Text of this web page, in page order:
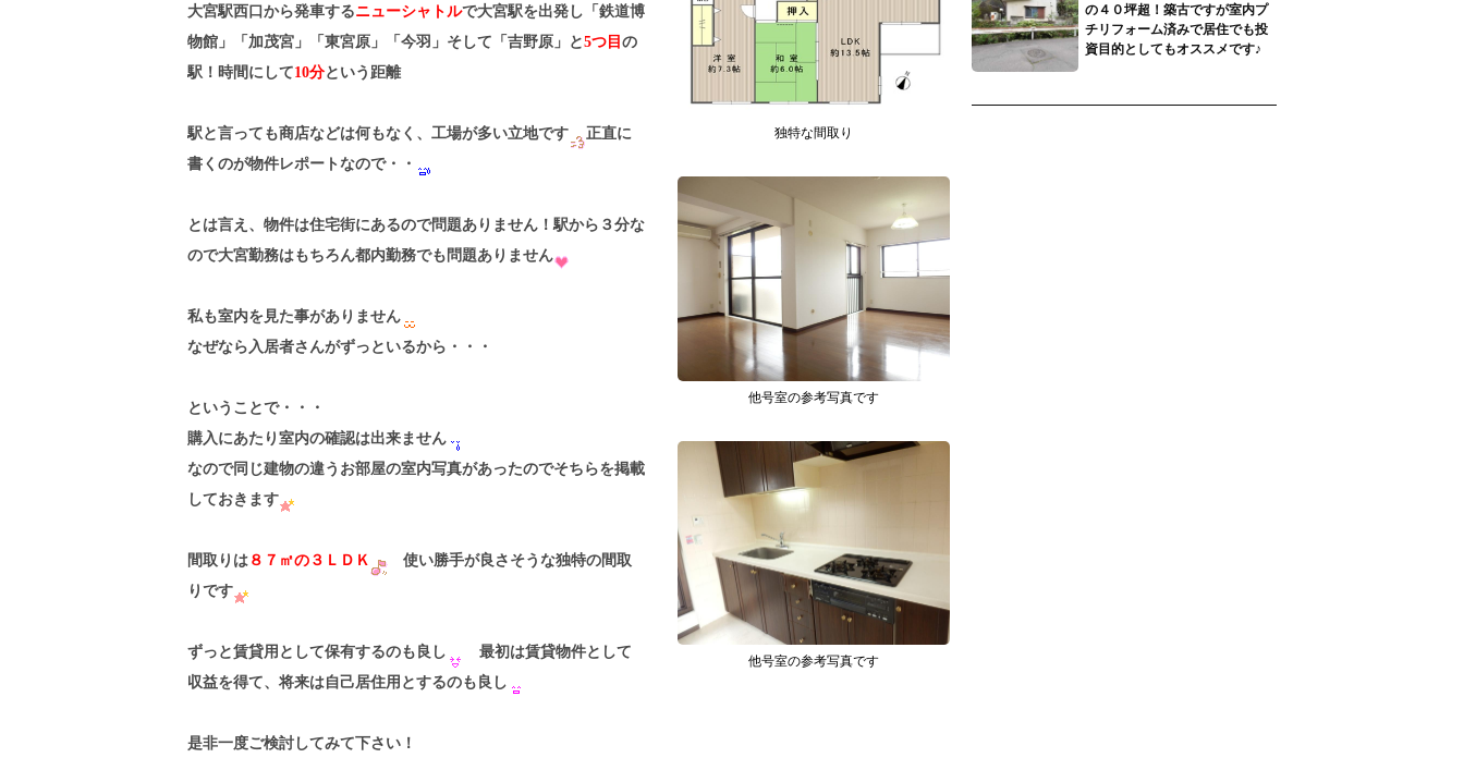
大宮駅西口から発車するニューシャトルで大宮駅を出発し「鉄道博
物館」「加茂宮」「東宮原」「今羽」そして「吉野原」と5つ目 の
駅！時間にして10分という距離
駅と言っても商店などは何もなく、工場が多い立地です
正直に
書くのが物件レポートなので・・
とは言え、物件は住宅街にあるので問題ありません！駅から３分な
ので大宮勤務はもちろん都内勤務でも問題ありません
私も室内を見た事がありません
なぜなら入居者さんがずっといるから・・・
ということで・・・
購入にあたり室内の確認は出来ません
なので同じ建物の違うお部屋の室内写真があったのでそちらを掲載
しておきます
間取りは ８７㎡の３ＬＤＫ
使い勝手が良さそうな独特の間取
りです
ずっと賃貸用として保有するのも良し
最初は賃貸物件として
収益を得て、将来は自己居住用とするのも良し
是非一度ご検討してみて下さい！
独特な間取り
他号室の参考写真です
他号室の参考写真です
の４０坪超！築古ですが室内プ
チリフォーム済みで居住でも投
資目的としてもオススメです♪